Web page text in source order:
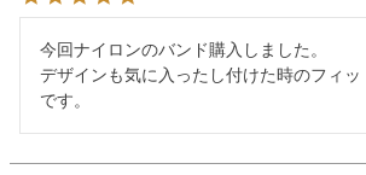
今回ナイロンのバンド購入しました。
デザインも気に入ったし付けた時のフィ
です。